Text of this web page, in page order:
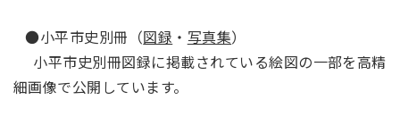
●小平市史別冊（図録 ・ 写真集）
小平市史別冊図録に掲載されている絵図の一部を高精
細画像で公開しています。